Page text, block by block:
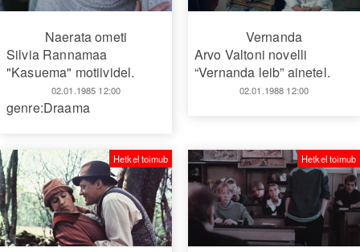
Naerata ometi
Silvia Rannamaa
"Kasuema" motiividel.
02.01.1985 12:00
genre:Draama
Vernanda
Arvo Valtoni novelli
“Vernanda leib” ainetel.
02.01.1988 12:00
Hetkel toimub Hetkel toimub